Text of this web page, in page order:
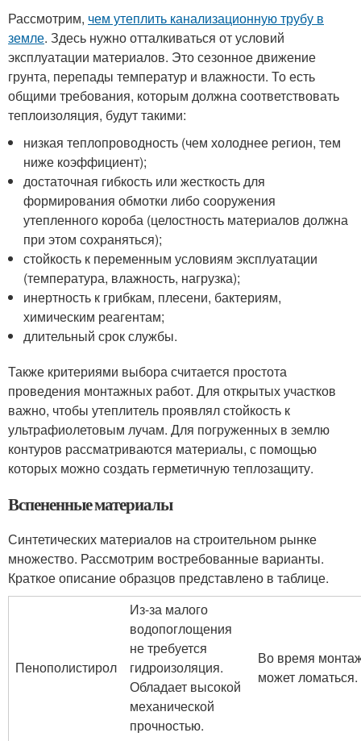
Рассмотрим, чем утеплить канализационную трубу в
земле. Здесь нужно отталкиваться от условий
эксплуатации материалов. Это сезонное движение
грунта, перепады температур и влажности. То есть
общими требования, которым должна соответствовать
теплоизоляция, будут такими:
низкая теплопроводность (чем холоднее регион, тем
ниже коэффициент);
достаточная гибкость или жесткость для
формирования обмотки либо сооружения
утепленного короба (целостность материалов должна
при этом сохраняться);
стойкость к переменным условиям эксплуатации
(температура, влажность, нагрузка);
инертность к грибкам, плесени, бактериям,
химическим реагентам;
длительный срок службы.
Также критериями выбора считается простота
проведения монтажных работ. Для открытых участков
важно, чтобы утеплитель проявлял стойкость к
ультрафиолетовым лучам. Для погруженных в землю
контуров рассматриваются материалы, с помощью
которых можно создать герметичную теплозащиту.
Вспененные материалы
Синтетических материалов на строительном рынке
множество. Рассмотрим востребованные варианты.
Краткое описание образцов представлено в таблице.
Пенополистирол
Из-за малого
водопоглощения
не требуется
гидроизоляция.
Обладает высокой
механической
прочностью.
Во время
может ломаться.